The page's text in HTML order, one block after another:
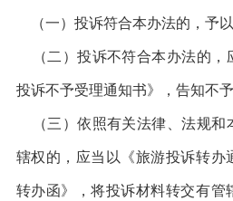
（一）投诉符合本办法的
（二）投诉不符合本办法的，
投诉不予受理通知书》，告
（三）依照有关法律、法规和
辖权的，应当以《旅游投诉转办
转办函》，将投诉材料转交有管